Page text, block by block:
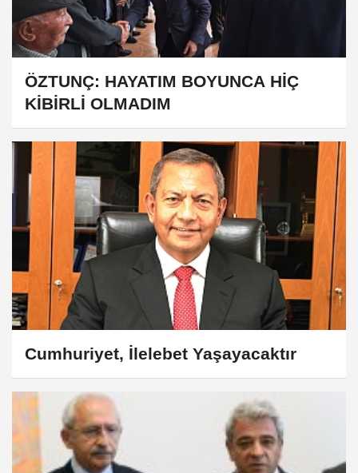
ÖZTUNÇ: HAYATIM BOYUNCA HİÇ
KİBİRLİ OLMADIM
Cumhuriyet, İlelebet Yaşayacaktır